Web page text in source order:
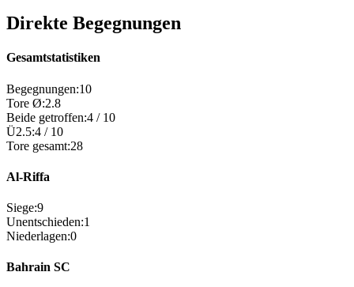
Direkte Begegnungen
Gesamtstatistiken
Begegnungen:10
Tore Ø:2.8
Beide getroffen:4 / 10
Ü2.5:4 / 10
Tore gesamt:28
Al-Riffa
Siege:9
Unentschieden:1
Niederlagen:0
Bahrain SC